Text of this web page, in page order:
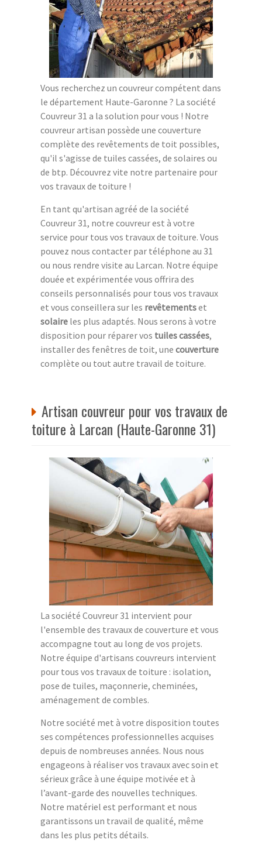
Vous recherchez un couvreur compétent dans
le département Haute-Garonne ? La société
Couvreur 31 a la solution pour vous ! Notre
couvreur artisan possède une couverture
complète des revêtements de toit possibles,
qu'il s'agisse de tuiles cassées, de solaires ou
de btp. Découvrez vite notre partenaire pour
vos travaux de toiture !
En tant qu'artisan agréé de la société
Couvreur 31, notre couvreur est à votre
service pour tous vos travaux de toiture. Vous
pouvez nous contacter par téléphone au 31
ou nous rendre visite au Larcan. Notre équipe
douée et expérimentée vous offrira des
conseils personnalisés pour tous vos travaux
et vous conseillera sur les revêtementset
solaire les plus adaptés. Nous serons à votre
disposition pour réparer vos tuiles cassées,
installer des fenêtres de toit, une couverture
complète ou tout autre travail de toiture.
Artisan couvreur pour vos travaux de
toiture à Larcan (Haute-Garonne 31)
La société Couvreur 31 intervient pour
l'ensemble des travaux de couverture et vous
accompagne tout au long de vos projets.
Notre équipe d'artisans couvreurs intervient
pour tous vos travaux de toiture : isolation,
pose de tuiles, maçonnerie, cheminées,
aménagement de combles.
Notre société met à votre disposition toutes
ses compétences professionnelles acquises
depuis de nombreuses années. Nous nous
engageons à réaliser vos travaux avec soin et
sérieux grâce à une équipe motivée et à
l’avant-garde des nouvelles techniques.
Notre matériel est performant et nous
garantissons un travail de qualité, même
dans les plus petits détails.